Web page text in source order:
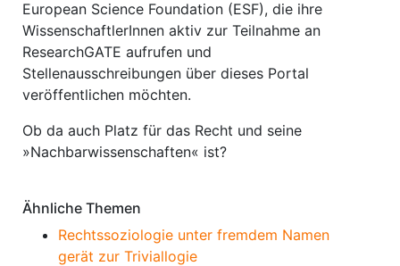
European Science Foundation (ESF), die ihre
WissenschaftlerInnen aktiv zur Teilnahme an
ResearchGATE aufrufen und
Stellenausschreibungen über dieses Portal
veröffentlichen möchten.
Ob da auch Platz für das Recht und seine
»Nachbarwissenschaften« ist?
Ähnliche Themen
Rechtssoziologie unter fremdem Namen
gerät zur Triviallogie